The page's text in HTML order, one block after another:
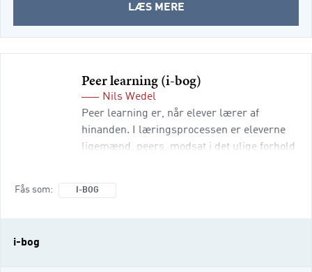
LÆS MEREOM
PEER
ASSESSMENT
OG
SELVREGULERET
LÆRING
(I-
Peer learning (i-bog)
Nils Wedel
Peer learning er, når elever lærer af
hinanden. I læringsprocessen er eleverne
ligemænd, peers, modsat i det ulige forhold
Fås som I-BOG
i-bog